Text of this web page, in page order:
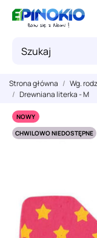
Strona główna Wg.
Drewniana literka - M
NOWY
CHWILOWO NIEDOSTĘPNE